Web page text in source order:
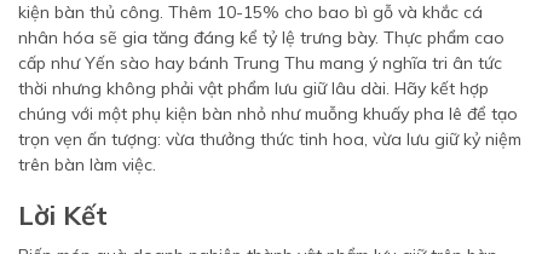
kiện bàn thủ công. Thêm 10-15% cho bao bì gỗ và khắc cá
nhân hóa sẽ gia tăng đáng kể tỷ lệ trưng bày. Thực phẩm cao
cấp như Yến sào hay bánh Trung Thu mang ý nghĩa tri ân tức
thời nhưng không phải vật phẩm lưu giữ lâu dài. Hãy kết hợp
chúng với một phụ kiện bàn nhỏ như muỗng khuấy pha lê để tạo
trọn vẹn ấn tượng: vừa thưởng thức tinh hoa, vừa lưu giữ kỷ niệm
trên bàn làm việc.
Lời Kết